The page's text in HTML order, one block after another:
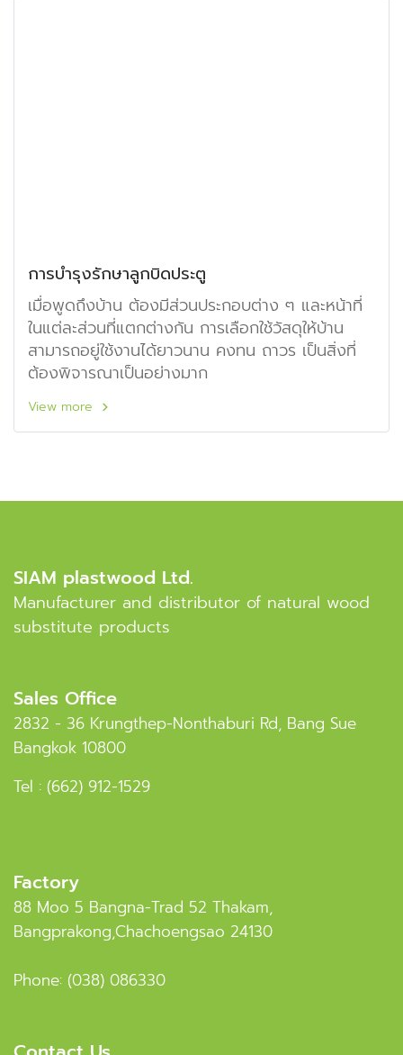
การบำรุงรักษาลูกบิดประตู
เมื่อพูดถึงบ้าน ต้องมีส่วนประกอบต่าง ๆ และหน้าที่
ในแต่ละส่วนที่แตกต่างกัน การเลือกใช้วัสดุให้บ้าน
สามารถอยู่ใช้งานได้ยาวนาน คงทน ถาวร เป็นสิ่งที่
ต้องพิจารณาเป็นอย่างมาก
View more
SIAM plastwood Ltd.
Manufacturer and distributor of natural wood
substitute products
Sales Office
2832 - 36 Krungthep-Nonthaburi Rd, Bang Sue
Bangkok 10800
Tel : (662) 912-1529
Factory
88 Moo 5 Bangna-Trad 52 Thakam,
Bangprakong,Chachoengsao 24130
Phone: (038) 086330